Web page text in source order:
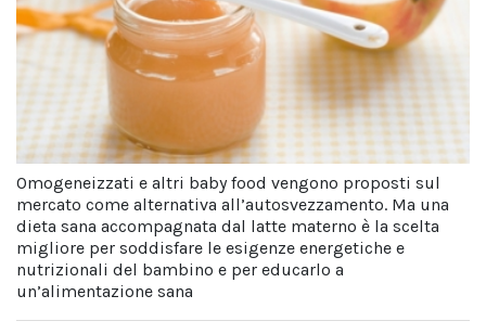
Omogeneizzati e altri baby food vengono proposti sul
mercato come alternativa all’autosvezzamento. Ma una
dieta sana accompagnata dal latte materno è la scelta
migliore per soddisfare le esigenze energetiche e
nutrizionali del bambino e per educarlo a
un’alimentazione sana